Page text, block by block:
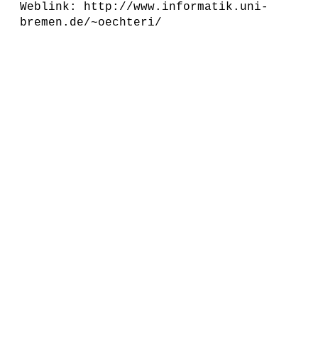
Weblink: http://www.informatik.uni-
bremen.de/~oechteri/